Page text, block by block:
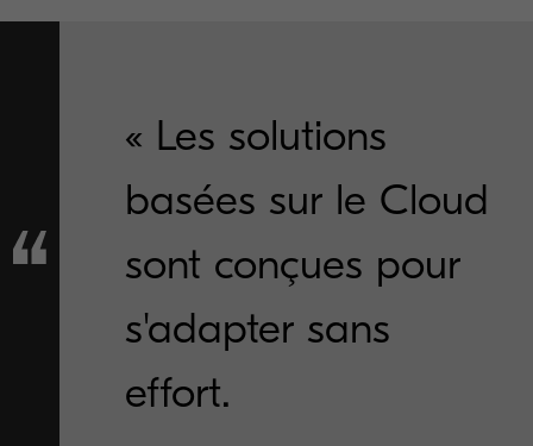
« Les solutions
basées sur le Cloud
sont conçues pour
s'adapter sans
effort.